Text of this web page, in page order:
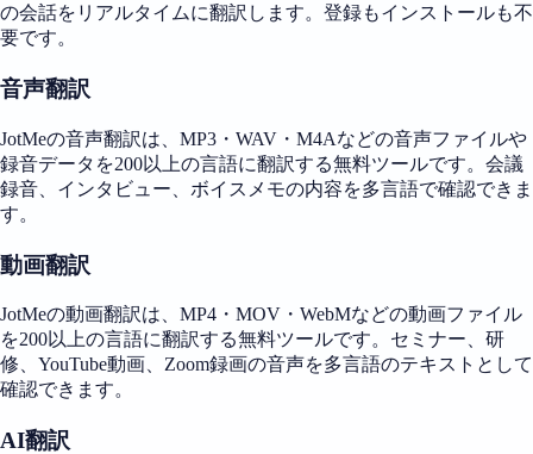
の会話をリアルタイムに翻訳します。登録もインストールも不
要です。
音声翻訳
JotMeの音声翻訳は、MP3・WAV・M4Aなどの音声ファイルや
録音データを200以上の言語に翻訳する無料ツールです。会議
録音、インタビュー、ボイスメモの内容を多言語で確認できま
す。
動画翻訳
JotMeの動画翻訳は、MP4・MOV・WebMなどの動画ファイル
を200以上の言語に翻訳する無料ツールです。セミナー、研
修、YouTube動画、Zoom録画の音声を多言語のテキストとして
確認できます。
AI翻訳